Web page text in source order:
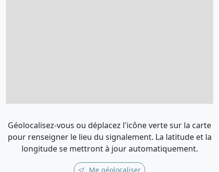
Géolocalisez-vous ou déplacez l'icône verte sur la carte
pour renseigner le lieu du signalement. La latitude et la
longitude se mettront à jour automatiquement.
Me géolocaliser